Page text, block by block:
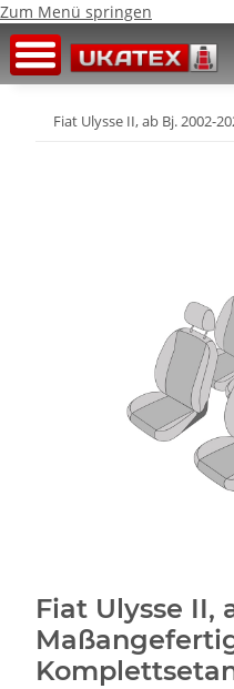
Zum Menü springen
Fiat Ulysse II, ab Bj. 2002-
Fiat Ulysse II,